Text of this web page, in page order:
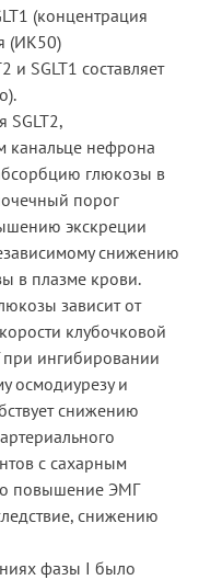
(концентрация
(ИК50)
и SGLT1 составляет
SGLT2,
канальце нефрона
глюкозы в
порог
экскреции
снижению
в плазме крови.
зависит от
клубочковой
ингибировании
осмодиурезу и
снижению
с сахарным
повышение ЭМГ
снижению
фазы I было